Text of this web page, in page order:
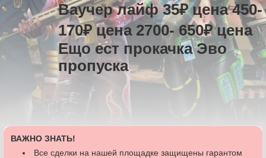
Ваучер лайф 35₽ цена 450-
170₽ цена 2700- 650₽ цена
Ещо ест прокачка Эво
пропуска
ВАЖНО ЗНАТЬ!
Все сделки на нашей площадке защищены гарантом